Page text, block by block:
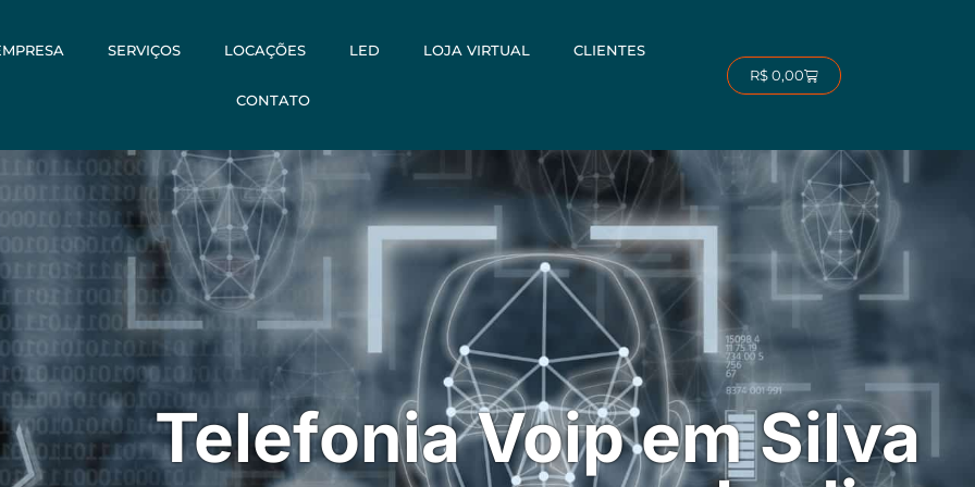
SERVIÇOS LOCAÇÕES LED LOJA VIRTUAL CLIENTES
CONTATO
R$0,00Carrinho
Telefonia Voip em Silva